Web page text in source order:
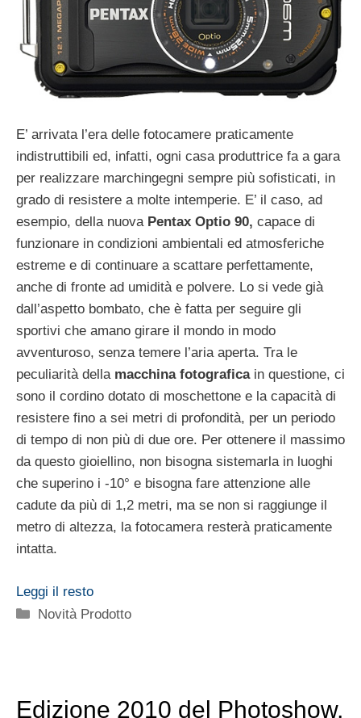
E’ arrivata l’era delle fotocamere praticamente
indistruttibili ed, infatti, ogni casa produttrice fa a gara
per realizzare marchingegni sempre più sofisticati, in
grado di resistere a molte intemperie. E’ il caso, ad
esempio, della nuova Pentax Optio 90, capace di
funzionare in condizioni ambientali ed atmosferiche
estreme e di continuare a scattare perfettamente,
anche di fronte ad umidità e polvere. Lo si vede già
dall’aspetto bombato, che è fatta per seguire gli
sportivi che amano girare il mondo in modo
avventuroso, senza temere l’aria aperta. Tra le
peculiarità dellamacchina fotograficain questione, ci
sono il cordino dotato di moschettone e la capacità di
resistere fino a sei metri di profondità, per un periodo
di tempo di non più di due ore. Per ottenere il massimo
da questo gioiellino, non bisogna sistemarla in luoghi
che superino i -10° e bisogna fare attenzione alle
cadute da più di 1,2 metri, ma se non si raggiunge il
metro di altezza, la fotocamera resterà praticamente
intatta.
Leggi il resto
Categorie
Novità Prodotto
Edizione 2010 del Photoshow,